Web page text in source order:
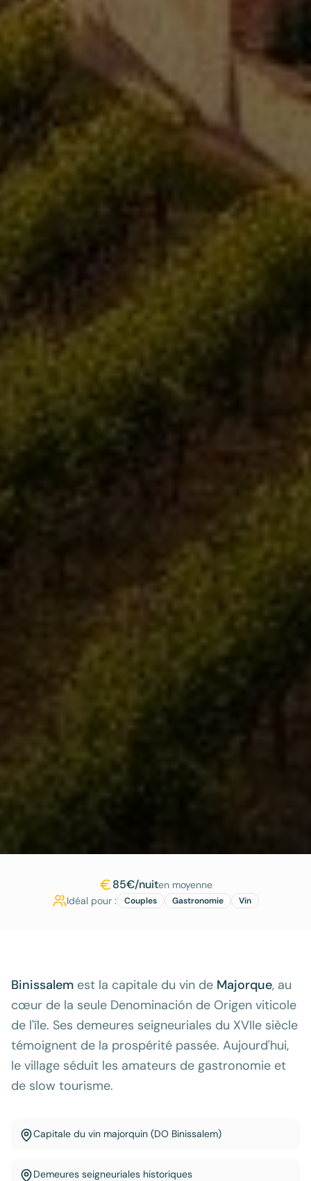
85€/nuiten moyenne
Idéal pour :
Couples Gastronomie Vin
Binissalem est la capitale du vin de Majorque, au
cœur de la seule Denominación de Origen viticole
de l'île. Ses demeures seigneuriales du XVIIe siècle
témoignent de la prospérité passée. Aujourd'hui,
le village séduit les amateurs de gastronomie et
de slow tourisme.
Capitale du vin majorquin (DO Binissalem)
Demeures seigneuriales historiques